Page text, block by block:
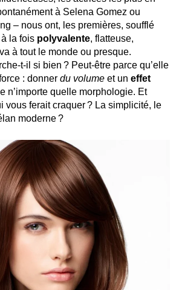
à Selena Gomez ou
– nous ont, les premières, soufflé
à la fois polyvalente, flatteuse,
à tout le monde ou presque.
t-il si bien ? Peut-être parce qu’elle
: donner du volume et un effet
n’importe quelle morphologie. Et
vous ferait craquer ? La simplicité, le
moderne ?